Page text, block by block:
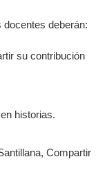
docentes deberán:
su contribución
historias.
Compartir